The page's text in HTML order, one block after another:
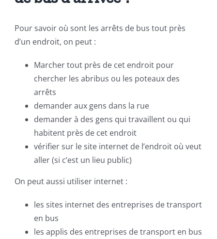
Pour savoir où sont les arrêts de bus tout près
d’un endroit, on peut :
Marcher tout près de cet endroit pour
chercher les abribus ou les poteaux des
arrêts
demander aux gens dans la rue
demander à des gens qui travaillent ou qui
habitent près de cet endroit
vérifier sur le site internet de l’endroit où veut
aller (si c’est un lieu public)
On peut aussi utiliser internet :
les sites internet des entreprises de transport
en bus
les applis des entreprises de transport en bus